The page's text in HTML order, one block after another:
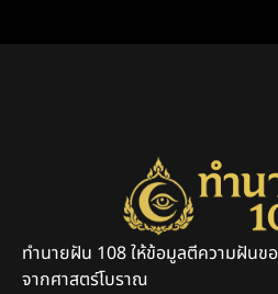
ทำนายฝัน 108 ให้ข้อมูลตีความฝันข
จากศาสตร์โบราณ